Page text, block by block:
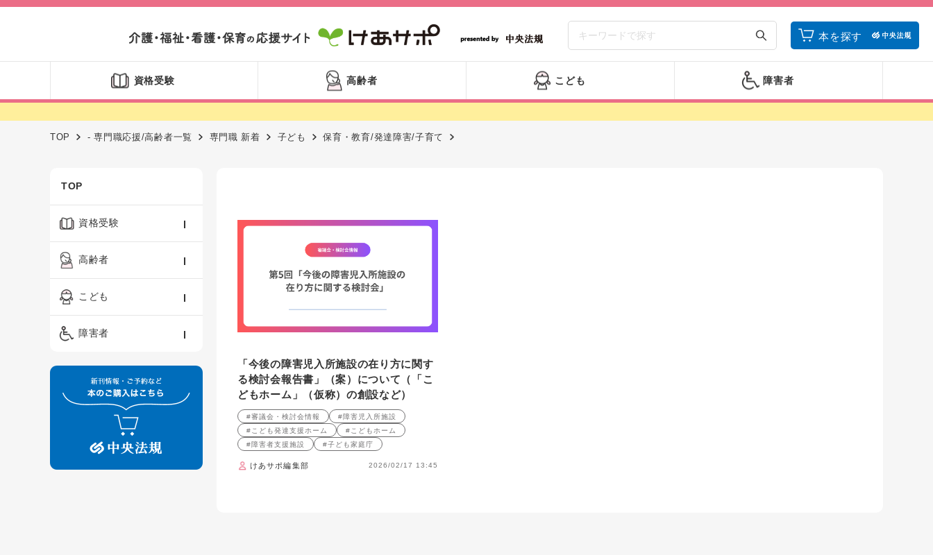
本を探す
資格受験 高齢者 こども 障害者
TOP - 専門職応援/高齢者一覧 専門職 新着 子ども 保育・教育/発達障害/子育て
TOP
資格受験
ケアマネジャー
精神保健福祉士
保育士
高齢者
認知症ケア・介護技術
ーシャルワーク
看護
制度
こども
保育・教育／発達障害
障害者
障害者支援・福祉
「今後の障害児入所施設の在り方に関す
る検討会報告書」（案）について（「こ
どもホーム」（仮称）の創設など）
#審議会・検討会情報
#障害児入所施設
#こども発達支援ホーム
#こどもホーム
#障害者支援施設
#子ども家庭庁
けあサポ編集部 2026/02/17 13:45